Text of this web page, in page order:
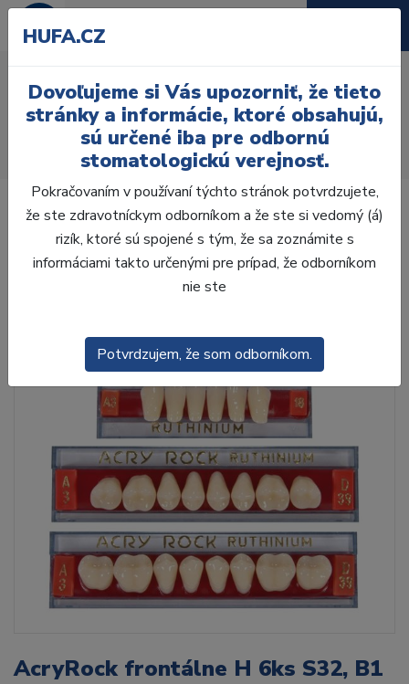
S32, B1
Zuby
AcryRock
AcryRock frontálne H 6ks S32, B1
AcryRock frontálne H 6ks S32, B1
HUFA.CZ
Dovoľujeme si Vás upozorniť, že tieto
stránky a informácie, ktoré obsahujú,
sú určené iba pre odbornú
stomatologickú verejnosť.
Pokračovaním v používaní týchto stránok potvrdzujete,
že ste zdravotníckym odborníkom a že ste si vedomý (á)
rizík, ktoré sú spojené s tým, že sa zoznámite s
informáciami takto určenými pre prípad, že odborníkom
nie ste
Potvrdzujem, že som odborníkom.